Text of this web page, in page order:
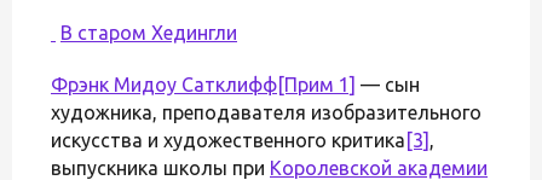
В старом Хедингли
Фрэнк Мидоу Сатклифф[Прим 1] — сын
художника, преподавателя изобразительного
искусства и художественного критика [3] ,
выпускника школы при Королевской академии